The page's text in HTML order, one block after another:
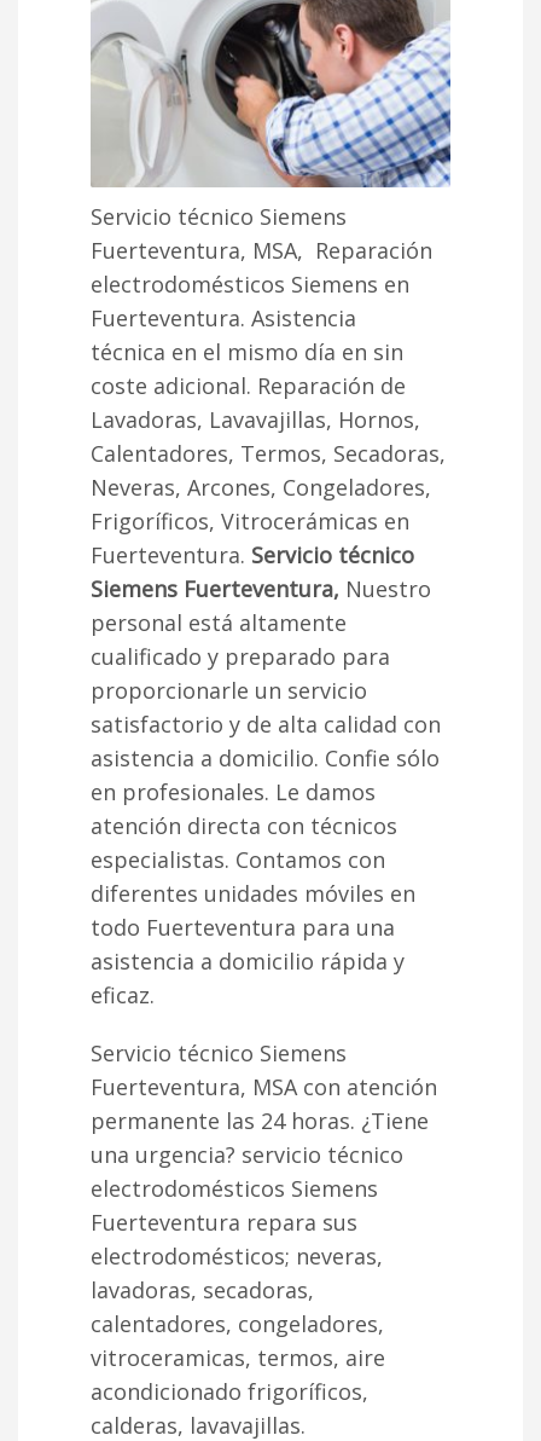
Servicio técnico Siemens
Fuerteventura, MSA, Reparación
electrodomésticos Siemens en
Fuerteventura. Asistencia
técnica en el mismo día en sin
coste adicional. Reparación de
Lavadoras, Lavavajillas, Hornos,
Calentadores, Termos, Secadoras,
Neveras, Arcones, Congeladores,
Frigoríficos, Vitrocerámicas en
Fuerteventura. Servicio técnico
Siemens Fuerteventura, Nuestro
personal está altamente
cualificado y preparado para
proporcionarle un servicio
satisfactorio y de alta calidad con
asistencia a domicilio. Confie sólo
en profesionales. Le damos
atención directa con técnicos
especialistas. Contamos con
diferentes unidades móviles en
todo Fuerteventura para una
asistencia a domicilio rápida y
eficaz.
Servicio técnico Siemens
Fuerteventura, MSA con atención
permanente las 24 horas. ¿Tiene
una urgencia? servicio técnico
electrodomésticos Siemens
Fuerteventura repara sus
electrodomésticos; neveras,
lavadoras, secadoras,
calentadores, congeladores,
vitroceramicas, termos, aire
acondicionado frigoríficos,
calderas, lavavajillas.